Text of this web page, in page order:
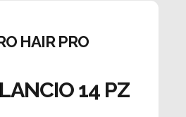
HAIR PRO
14 PZ